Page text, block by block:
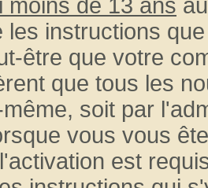
moins de 13 ans
les instructions
être que votre
que tous les
soit par
vous vous
est